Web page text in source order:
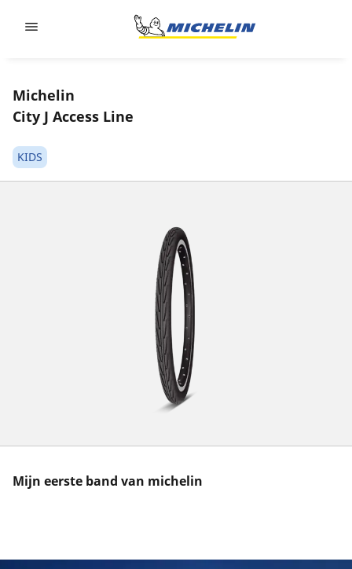
Michelin
City J Access Line
KIDS
Mijn eerste band van michelin